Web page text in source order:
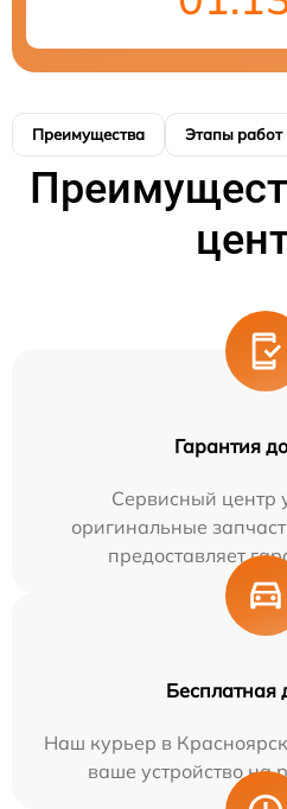
Преимущества Этапы работ
Гарантия
Сервисный центр
оригинальные
предоставляет
Бесплатная
Наш курьер в
ваше устройство на